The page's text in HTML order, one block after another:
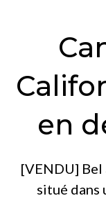
en
[VENDU]
situé dans